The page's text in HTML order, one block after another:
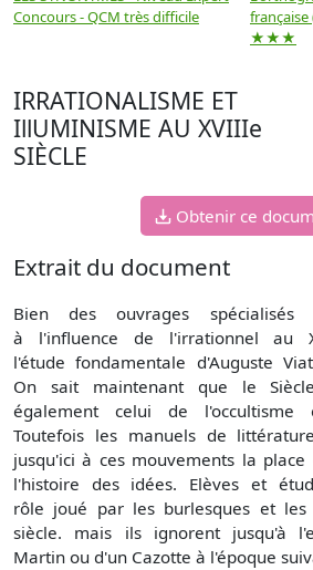
Concours - QCM très difficile
française
★★★
IRRATIONALISME ET
IllUMINISME AU XVIIIe
SIÈCLE
Obtenir ce
Extrait du document
Bien des ouvrages
à l'influence de l'irrationnel au
l'étude fondamentale d'Auguste
On sait maintenant que le
également celui de l'occultisme
Toutefois les manuels de
jusqu'ici à ces mouvements la
l'histoire des idées. Elèves et
rôle joué par les burlesques et les
siècle. mais ils ignorent jusqu'à
Martin ou d'un Cazotte à l'époque